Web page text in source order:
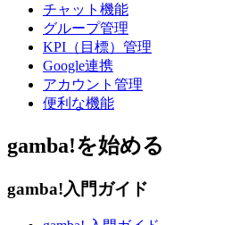
チャット機能
グループ管理
KPI（目標）管理
Google連携
アカウント管理
便利な機能
gamba!を始める
gamba!入門ガイド